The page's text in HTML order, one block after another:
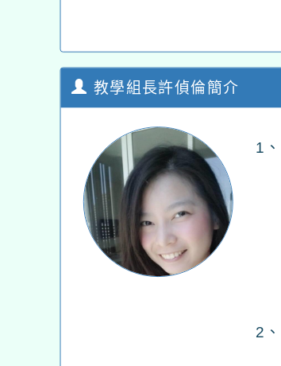
教學組長許偵倫簡介
1、
2、